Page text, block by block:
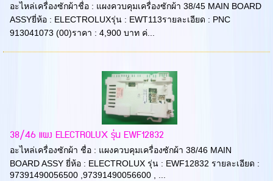
อะไหล่เครื่องซักผ้าชื่อ : แผงควบคุมเครื่องซักผ้า 38/45 MAIN BOARD
ASSYยี่ห้อ : ELECTROLUXรุ่น : EWT113รายละเอียด : PNC
913041073 (00)ราคา : 4,900 บาท ค่...
38/46 แผง ELECTROLUX รุ่น EWF12832
อะไหล่เครื่องซักผ้า ชื่อ : แผงควบคุมเครื่องซักผ้า 38/46 MAIN
BOARD ASSY ยี่ห้อ : ELECTROLUX รุ่น : EWF12832 รายละเอียด :
97391490056500 ,97391490056600 , ...